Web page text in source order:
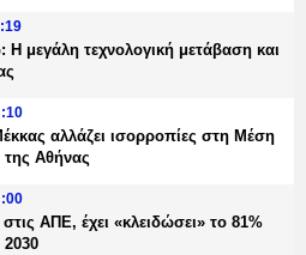
μεγάλη τεχνολογική μετάβαση και
αλλάζει ισορροπίες στη Μέση
Αθήνας
ΑΠΕ, έχει «κλειδώσει» το 81%
2030